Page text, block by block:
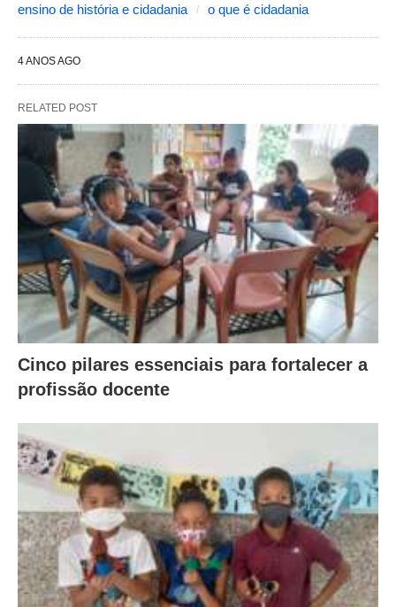
ensino de história e cidadania
o que é cidadania
4 ANOS AGO
RELATED POST
Cinco pilares essenciais para fortalecer a
profissão docente